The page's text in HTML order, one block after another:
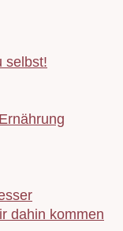
selbst!
dahin kommen